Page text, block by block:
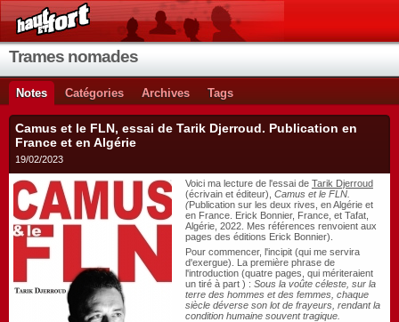
Trames nomades
Notes Catégories Archives Tags
Camus et le FLN, essai de Tarik Djerroud. Publication en
France et en Algérie
19/02/2023
Voici ma lecture de l'essai de Tarik Djerroud
(écrivain et éditeur), Camus et le FLN.
(Publication sur les deux rives, en Algérie et
en France. Erick Bonnier, France, et Tafat,
Algérie, 2022. Mes références renvoient aux
pages des éditions Erick Bonnier).
Pour commencer, l'incipit (qui me servira
d'exergue). La première phrase de
l'introduction (quatre pages, qui mériteraient
un tiré à part ) : Sous la voûte céleste, sur la
terre des hommes et des femmes, chaque
siècle déverse son lot de frayeurs, rendant la
condition humaine souvent tragique.